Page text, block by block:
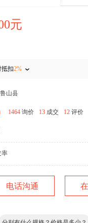
元
抵扣2%
山县
1464 询价 13成交 12评价
率
电话沟通
耳还是秋耳？ 是头茬么？